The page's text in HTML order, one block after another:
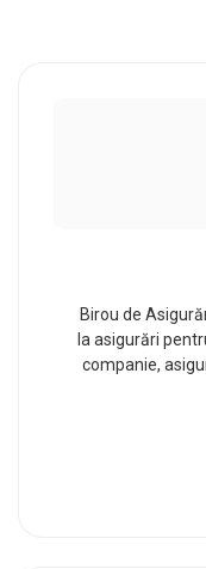
Birou de
la asigurări
companie,